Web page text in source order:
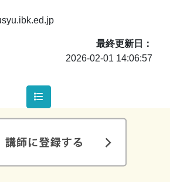
最終更新日
2026-02-01 14:06:57